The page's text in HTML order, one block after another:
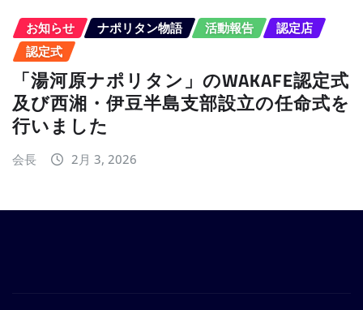
お知らせ ナポリタン物語 活動報告
認定店
認定式
「湯河原ナポリタン」のWAKAFE認定式
及び西湘・伊豆半島支部設立の任命式を
行いました
会長 2月 3, 2026